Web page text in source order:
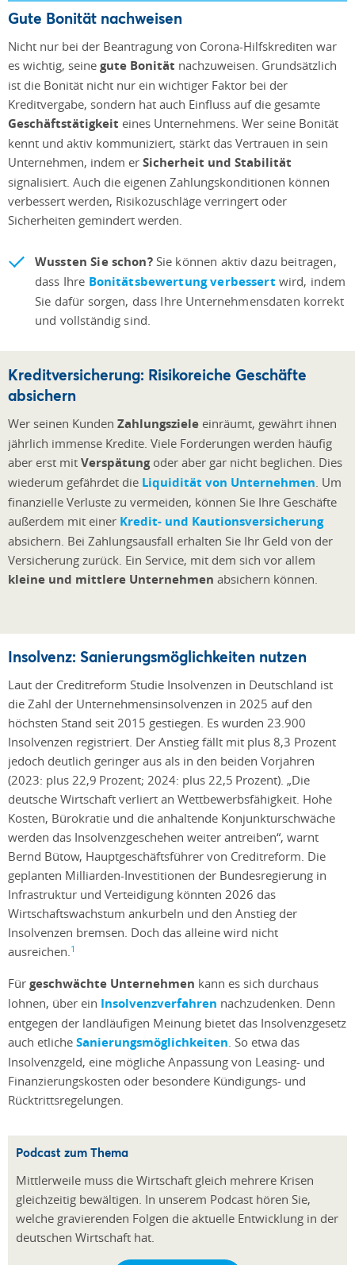
Gute Bonität nachweisen
Nicht nur bei der Beantragung von Corona-Hilfskrediten war
es wichtig, seine gute Bonität nachzuweisen. Grundsätzlich
ist die Bonität nicht nur ein wichtiger Faktor bei der
Kreditvergabe, sondern hat auch Einfluss auf die gesamte
Geschäftstätigkeit eines Unternehmens. Wer seine Bonität
kennt und aktiv kommuniziert, stärkt das Vertrauen in sein
Unternehmen, indem er Sicherheit und Stabilität
signalisiert. Auch die eigenen Zahlungskonditionen können
verbessert werden, Risikozuschläge verringert oder
Sicherheiten gemindert werden.
Wussten Sie schon?Sie können aktiv dazu beitragen,
dass Ihre Bonitätsbewertung verbessert wird, indem
Sie dafür sorgen, dass Ihre Unternehmensdaten korrekt
und vollständig sind.
Kreditversicherung: Risikoreiche Geschäfte
absichern
Wer seinen Kunden Zahlungsziele einräumt, gewährt ihnen
jährlich immense Kredite. Viele Forderungen werden häufig
aber erst mit Verspätungoder aber gar nicht beglichen. Dies
wiederum gefährdet die Liquidität von Unternehmen . Um
finanzielle Verluste zu vermeiden, können Sie Ihre Geschäfte
außerdem mit einer Kredit- und Kautionsversicherung
absichern. Bei Zahlungsausfall erhalten Sie Ihr Geld von der
Versicherung zurück. Ein Service, mit dem sich vor allem
kleine und mittlere Unternehmen absichern können.
Insolvenz: Sanierungsmöglichkeiten nutzen
Laut der Creditreform Studie Insolvenzen in Deutschland ist
die Zahl der Unternehmensinsolvenzen in 2025 auf den
höchsten Stand seit 2015 gestiegen. Es wurden 23.900
Insolvenzen registriert. Der Anstieg fällt mit plus 8,3 Prozent
jedoch deutlich geringer aus als in den beiden Vorjahren
(2023: plus 22,9 Prozent; 2024: plus 22,5 Prozent). „Die
deutsche Wirtschaft verliert an Wettbewerbsfähigkeit. Hohe
Kosten, Bürokratie und die anhaltende Konjunkturschwäche
werden das Insolvenzgeschehen weiter antreiben“, warnt
Bernd Bütow, Hauptgeschäftsführer von Creditreform. Die
geplanten Milliarden-Investitionen der Bundesregierung in
Infrastruktur und Verteidigung könnten 2026 das
Wirtschaftswachstum ankurbeln und den Anstieg der
Insolvenzen bremsen. Doch das alleine wird nicht
ausreichen.1
Für geschwächte Unternehmen kann es sich durchaus
lohnen, über ein Insolvenzverfahren nachzudenken. Denn
entgegen der landläufigen Meinung bietet das Insolvenzgesetz
auch etliche Sanierungsmöglichkeiten. So etwa das
Insolvenzgeld, eine mögliche Anpassung von Leasing- und
Finanzierungskosten oder besondere Kündigungs- und
Rücktrittsregelungen.
Podcast zum Thema
Mittlerweile muss die Wirtschaft gleich mehrere Krisen
gleichzeitig bewältigen. In unserem Podcast hören Sie,
welche gravierenden Folgen die aktuelle Entwicklung in der
deutschen Wirtschaft hat.